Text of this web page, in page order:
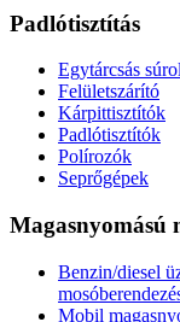
Padlótisztítás
Egytárcsás
Felületszárító
Kárpittisztítók
Padlótisztítók
Polírozók
Seprőgépek
Magasnyomású
Benzin/diesel
Mobil